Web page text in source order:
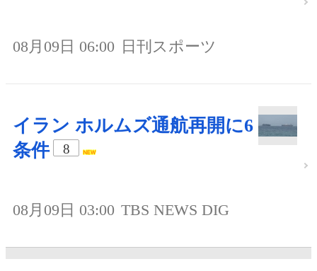
08月09日 06:00 日刊スポーツ
イラン ホルムズ通航再開に6
条件
8
08月09日 03:00 TBS NEWS DIG